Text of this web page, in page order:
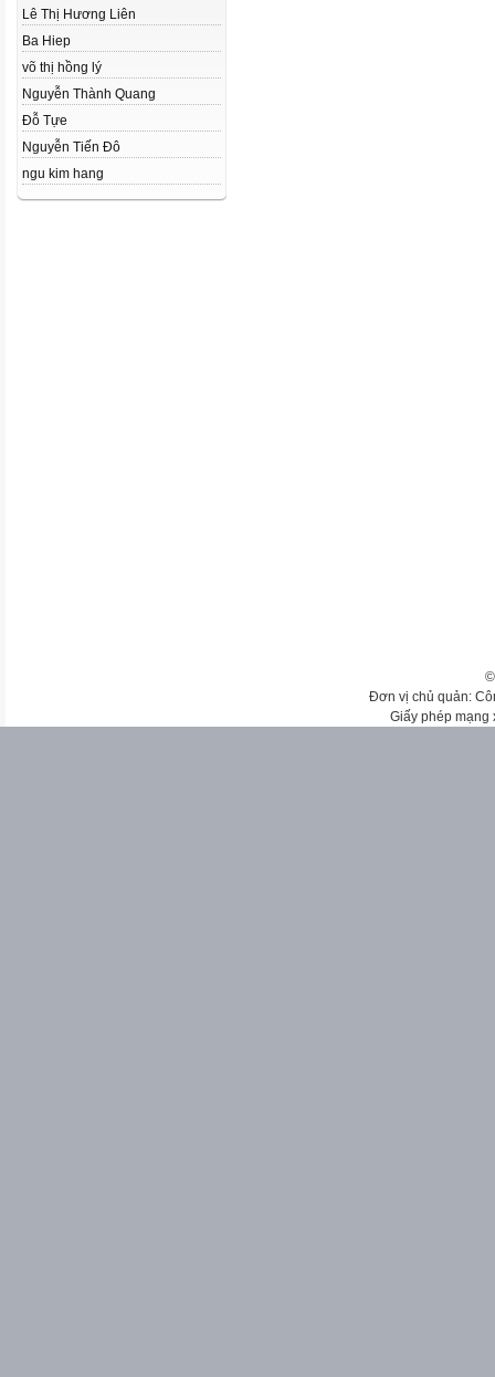
Lê Thị Hương Liên
Ba Hiep
võ thị hồng lý
Nguyễn Thành Quang
Đỗ Tựe
Nguyễn Tiến Đô
ngu kim hang
Đơn vị chủ quản:
Giấy phép mạng